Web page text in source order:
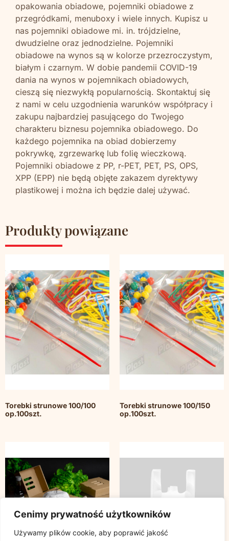
Cenimy prywatność użytkowników
Używamy plików cookie, aby poprawić jakość
opakowania obiadowe, pojemniki obiadowe z
przegródkami, menuboxy i wiele innych. Kupisz u
nas pojemniki obiadowe mi. in. trójdzielne,
dwudzielne oraz jednodzielne. Pojemniki
obiadowe na wynos są w kolorze przezroczystym,
białym i czarnym. W dobie pandemii COVID-19
dania na wynos w pojemnikach obiadowych,
cieszą się niezwykłą popularnością. Skontaktuj się
z nami w celu uzgodnienia warunków współpracy i
zakupu najbardziej pasującego do Twojego
charakteru biznesu pojemnika obiadowego. Do
każdego pojemnika na obiad dobierzemy
pokrywkę, zgrzewarkę lub folię wieczkową.
Pojemniki obiadowe z PP, r-PET, PET, PS, OPS,
XPP (EPP) nie będą objęte zakazem dyrektywy
plastikowej i można ich będzie dalej używać.
Produkty powiązane
Torebki strunowe 100/100
op.100szt.
Torebki strunowe 100/150
op.100szt.